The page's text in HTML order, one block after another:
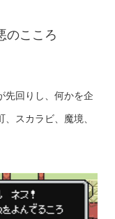
のこころ
先回りし、何かを企
スカラビ、魔境、